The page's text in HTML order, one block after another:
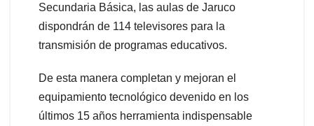
Secundaria Básica, las aulas de Jaruco
dispondrán de 114 televisores para la
transmisión de programas educativos.
De esta manera completan y mejoran el
equipamiento tecnológico devenido en los
últimos 15 años herramienta indispensable